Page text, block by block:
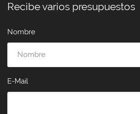
Recibe varios presupuestos
Nombre
E-Mail